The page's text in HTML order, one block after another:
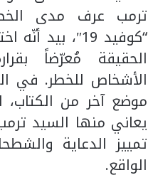
ترمب عرف مدى
“كوفيد 19″،
الحقيقة مُعرّضاً
الأشخاص للخطر. في
موضع آخر من
يعاني منها السيد
تمييز الدعاية
الواقع.